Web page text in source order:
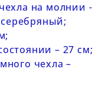
на молнии -
– 27 см;
чехла –